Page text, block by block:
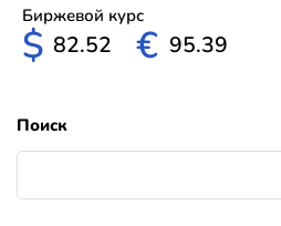
Биржевой курс
$ 82.52 € 95.39
Поиск